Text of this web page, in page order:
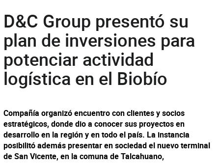
D&C Group presentó su
plan de inversiones para
potenciar actividad
logística en el Biobío
Compañía organizó encuentro con clientes y socios
estratégicos, donde dio a conocer sus proyectos en
desarrollo en la región y en todo el país. La instancia
posibilitó además presentar en sociedad el nuevo terminal
de San Vicente, en la comuna de Talcahuano,